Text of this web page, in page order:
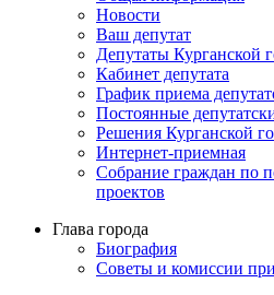
Новости
Ваш депутат
Депутаты Курганской
Кабинет депутата
График приема
Постоянные
Решения Курганской
Интернет-приемная
Собрание граждан по
проектов
Глава города
Биография
Советы и комиссии